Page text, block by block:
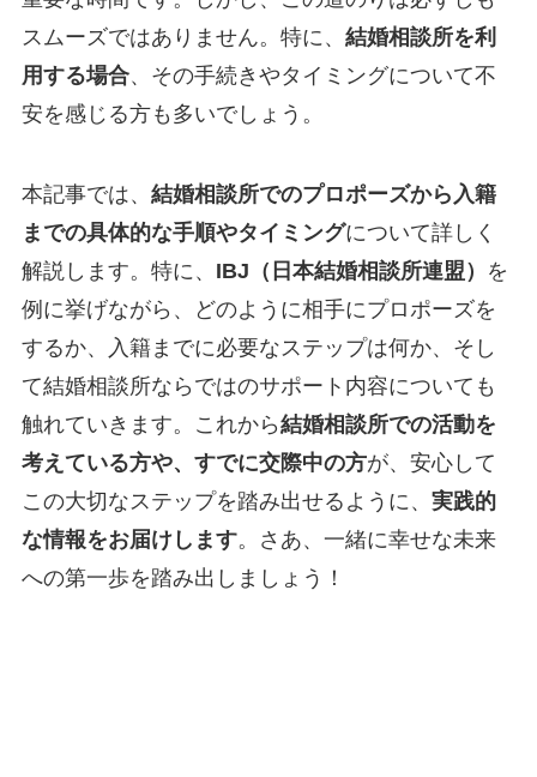
スムーズではありません。特に、 結婚相談所を利
用する場合、その手続きやタイミングについて不
安を感じる方も多いでしょう。
本記事では、 結婚相談所でのプロポーズから入籍
までの具体的な手順やタイミングについて詳しく
解説します。特に、 IBJ（日本結婚相談所連盟）
を
例に挙げながら、どのように相手にプロポーズを
するか、入籍までに必要なステップは何か、そし
て結婚相談所ならではのサポート内容についても
触れていきます。これから結婚相談所での活動を
考えている方や、すでに交際中の方が、安心して
この大切なステップを踏み出せるように、 実践的
な情報をお届けします。さあ、一緒に幸せな未来
への第一歩を踏み出しましょう！